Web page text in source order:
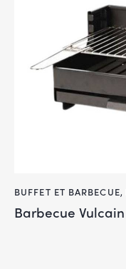
BUFFET ET BARBECUE,
Barbecue Vulcain